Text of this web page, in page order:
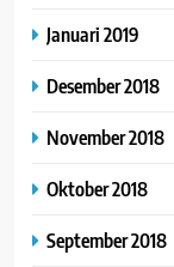
Januari 2019
Desember 2018
November 2018
Oktober 2018
September 2018